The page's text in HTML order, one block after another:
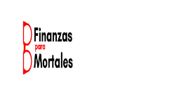
contenido